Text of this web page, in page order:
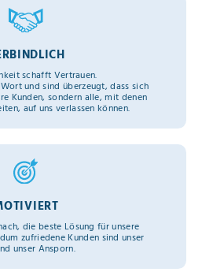
schafft Vertrauen.
und sind überzeugt, dass sich
Kunden, sondern alle, mit denen
auf uns verlassen können.
die beste Lösung für unsere
zufriedene Kunden sind unser
unser Ansporn.